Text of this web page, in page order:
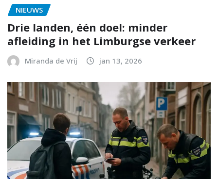
NIEUWS
Drie landen, één doel: minder
afleiding in het Limburgse verkeer
Miranda de Vrij jan 13, 2026